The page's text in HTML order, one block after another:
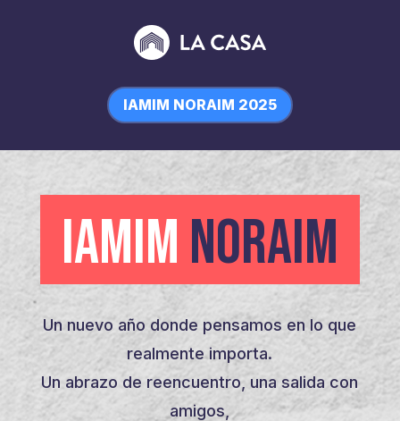
IAMIM NORAIM 2025
IAMIM NORAIM
Un nuevo año donde pensamos en lo que
realmente importa.
Un abrazo de reencuentro, una salida con
amigos,